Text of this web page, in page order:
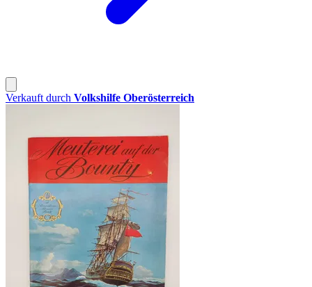
Verkauft durch Volkshilfe Oberösterreich